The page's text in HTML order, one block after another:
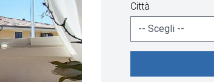
Città